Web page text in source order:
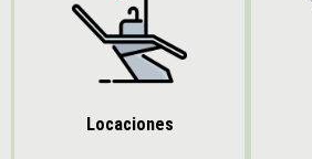
Locaciones